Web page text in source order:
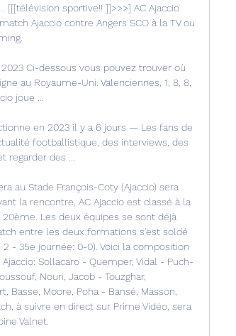
sportive!! ]]>>>] AC Ajaccio
Ajaccio contre Angers SCO à la TV ou
Ci-dessous vous pouvez trouver où
au Royaume-Uni. Valenciennes, 1, 8, 8,
joue ...
en 2023 il y a 6 jours — Les fans de
footballistique, des interviews, des
regarder des ...
au Stade François-Coty (Ajaccio) sera
la rencontre, AC Ajaccio est classé à la
Les deux équipes se sont déjà
entre les deux formations s'est soldé
- 35e journée: 0-0). Voici la composition
Sollacaro - Quemper, Vidal - Puch-
Nouri, Jacob - Touzghar,
Basse, Moore, Poha - Bansé, Masson,
à suivre en direct sur Prime Vidéo, sera
Valnet.